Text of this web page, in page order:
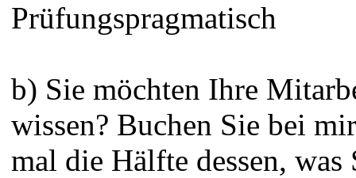
Prüfungspragmatisch
b) Sie möchten Ihre
wissen? Buchen Sie bei
mal die Hälfte dessen,